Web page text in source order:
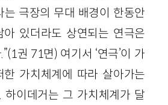
는 극장의 무대 배경이 한동안
있더라도 상연되는 연극은
권 71면) 여기서 ‘연극’이 가
한 가치체계에 따라 살아가는
하이데거는 그 가치체계가 달